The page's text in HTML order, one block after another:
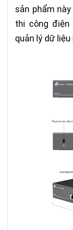
sản phẩm
thi công điện
quản lý dữ liệu